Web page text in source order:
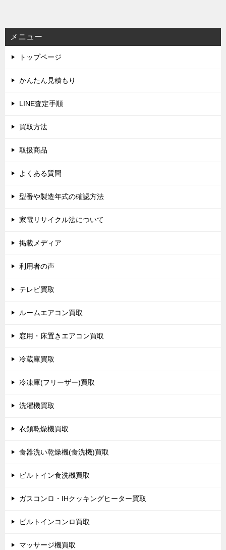
ビ
ゲ
ー
シ
メニュー
トップページ
かんたん見積もり
LINE査定手順
買取方法
取扱商品
よくある質問
型番や製造年式の確認方法
家電リサイクル法について
掲載メディア
利用者の声
テレビ買取
ルームエアコン買取
窓用・床置きエアコン買取
冷蔵庫買取
冷凍庫(フリーザー)買取
洗濯機買取
衣類乾燥機買取
食器洗い乾燥機(食洗機)買取
ビルトイン食洗機買取
ガスコンロ・IHクッキングヒーター買取
ビルトインコンロ買取
マッサージ機買取